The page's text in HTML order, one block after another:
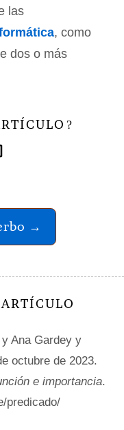
las
, como
dos o más
?
→
y Ana Gardey y
octubre de 2023.
e importancia.
predicado/